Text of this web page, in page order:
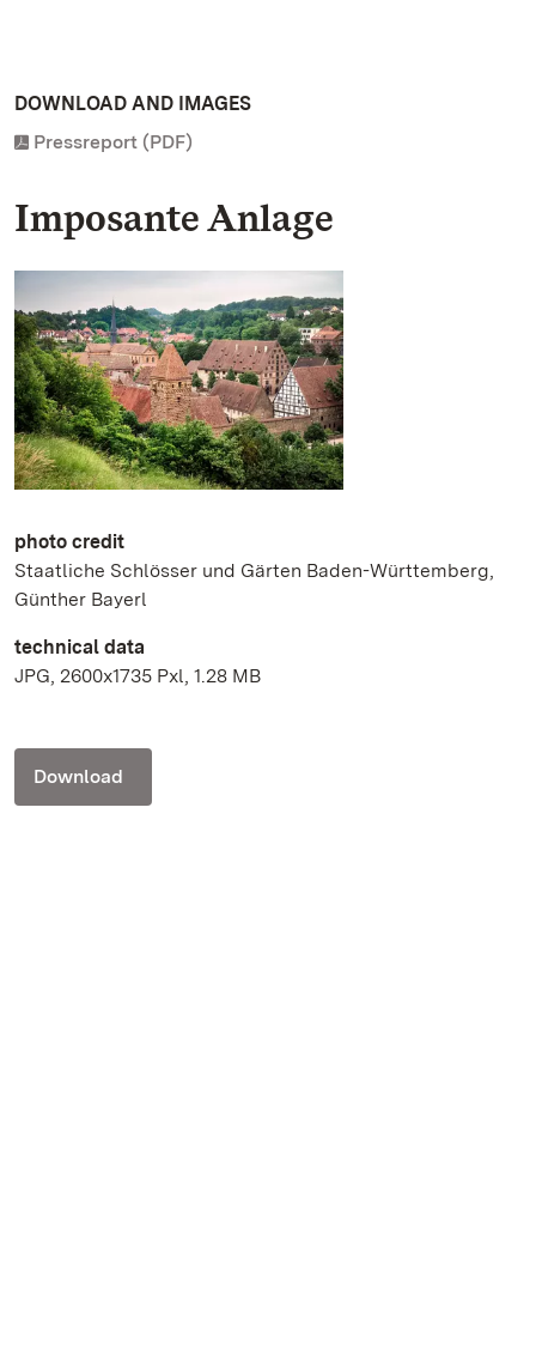
DOWNLOAD AND IMAGES
Pressreport (PDF)
Imposante Anlage
photo credit
Staatliche Schlösser und Gärten Baden-Württemberg,
Günther Bayerl
technical data
JPG, 2600x1735 Pxl, 1.28 MB
Download